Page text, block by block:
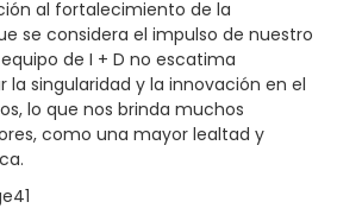
al fortalecimiento de la
se considera el impulso de nuestro
de I + D no escatima
la singularidad y la innovación en el
lo que nos brinda muchos
como una mayor lealtad y